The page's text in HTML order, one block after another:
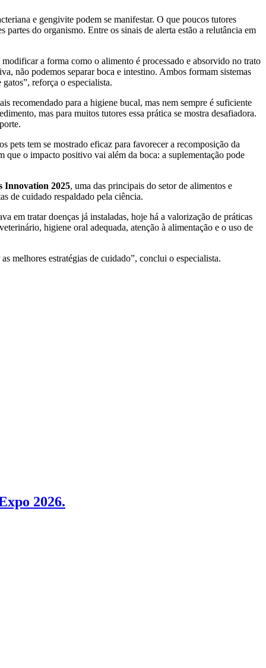
e gengivite podem se manifestar. O que poucos tutores
do organismo. Entre os sinais de alerta estão a relutância em
a forma como o alimento é processado e absorvido no trato
não podemos separar boca e intestino. Ambos formam sistemas
reforça o especialista.
recomendado para a higiene bucal, mas nem sempre é suficiente
mas para muitos tutores essa prática se mostra desafiadora.
pets tem se mostrado eficaz para favorecer a recomposição da
o impacto positivo vai além da boca: a suplementação pode
Innovation 2025, uma das principais do setor de alimentos e
de cuidado respaldado pela ciência.
em tratar doenças já instaladas, hoje há a valorização de práticas
higiene oral adequada, atenção à alimentação e o uso de
melhores estratégias de cuidado”, conclui o especialista.
2026.